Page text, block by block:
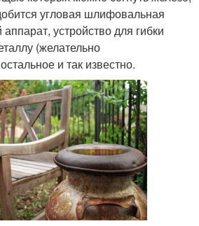
угловая шлифовальная
устройство для гибки
(желательно
и так известно.